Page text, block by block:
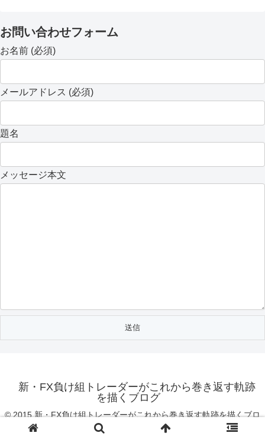
お問い合わせフォーム
お名前 (必須)
メールアドレス (必須)
題名
メッセージ本文
新・FX負け組トレーダーがこれから巻き返す軌跡
を描くブログ
© 2015 新・FX負け組トレーダーがこれから巻き返す軌跡を描くブロ